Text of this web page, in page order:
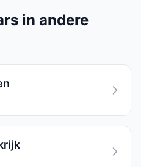
in andere